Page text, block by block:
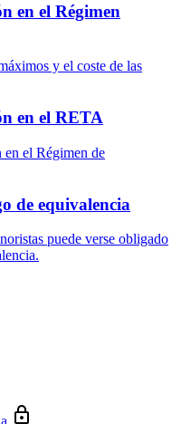
en el Régimen
y el coste de las
en el RETA
en el Régimen de
de equivalencia
puede verse obligado